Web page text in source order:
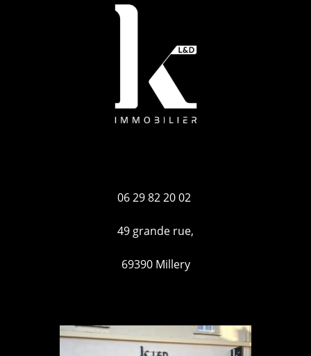
06 29 82 20 02
49 grande rue,
69390 Millery